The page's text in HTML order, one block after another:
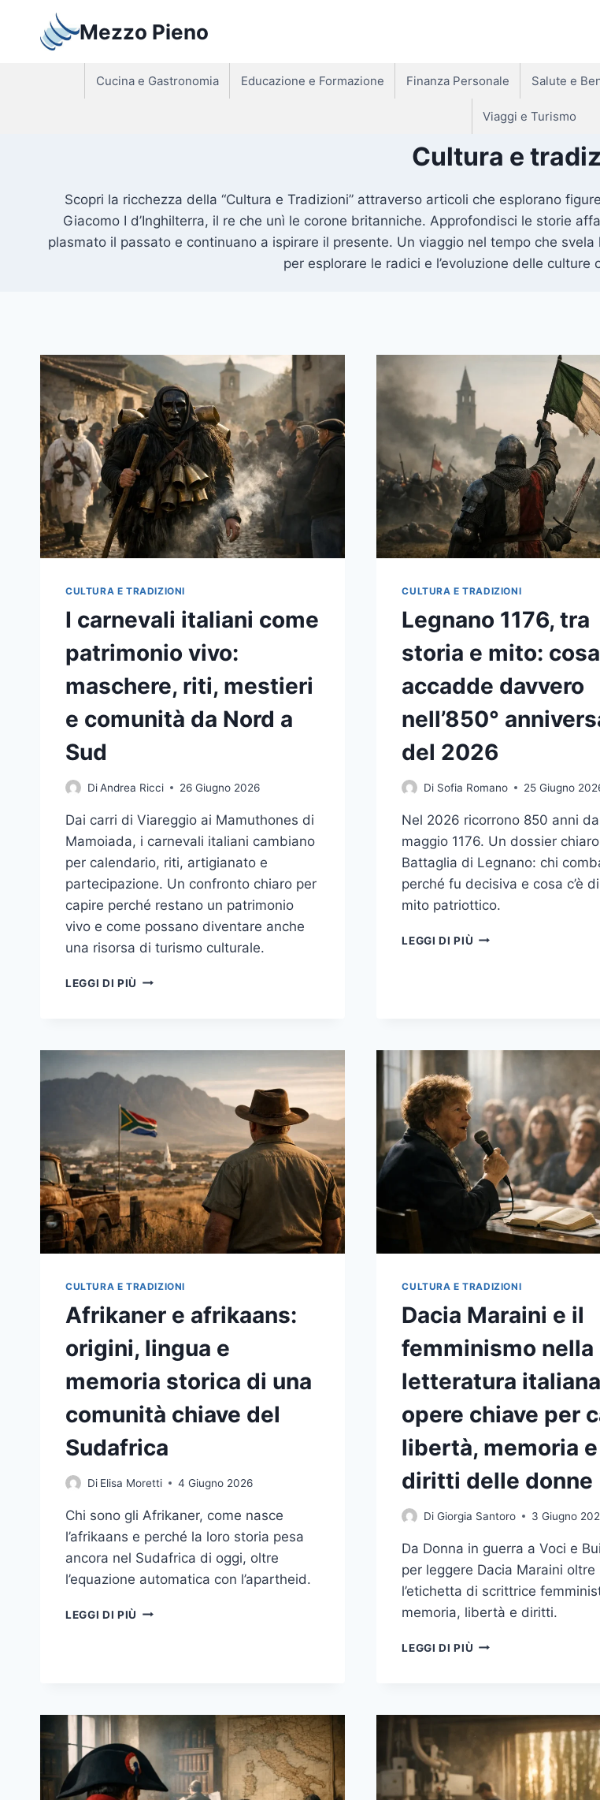
contenuto
Mezzo Pieno
Cucina e Gastronomia Educazione e Formazione Finanza Personale Salute e
Viaggi e Turismo
Cultura e
Scopri la ricchezza della “Cultura e Tradizioni” attraverso articoli che esplorano
Giacomo I d’Inghilterra, il re che unì le corone britanniche. Approfondisci le storie
plasmato il passato e continuano a ispirare il presente. Un viaggio nel tempo che
per esplorare le radici e l’evoluzione delle
CULTURA E TRADIZIONI
I carnevali italiani come
patrimonio vivo:
maschere, riti, mestieri
e comunità da Nord a
Sud
DiAndrea Ricci 26 Giugno 2026
Dai carri di Viareggio ai Mamuthones di
Mamoiada, i carnevali italiani cambiano
per calendario, riti, artigianato e
partecipazione. Un confronto chiaro per
capire perché restano un patrimonio
vivo e come possano diventare anche
una risorsa di turismo culturale.
LEGGI DI PIÙ
MASCHERE,
MESTIERI
E
COMUNITÀ
DA
NORD
A
SUD
CULTURA E TRADIZIONI
Legnano 1176, tra
storia e mito: cosa
accadde davvero
nell’850°
del 2026
Di Sofia Romano 25 Giugno
Nel 2026 ricorrono 850 anni
maggio 1176. Un dossier
Battaglia di Legnano: chi
perché fu decisiva e cosa c’è
mito patriottico.
LEGGI DI PIÙ LEGNANO
ACCADDE
ANNIVERSARIO
DEL
2026
CULTURA E TRADIZIONI
Afrikaner e afrikaans:
origini, lingua e
memoria storica di una
comunità chiave del
Sudafrica
Di Elisa Moretti 4 Giugno 2026
Chi sono gli Afrikaner, come nasce
l’afrikaans e perché la loro storia pesa
ancora nel Sudafrica di oggi, oltre
l’equazione automatica con l’apartheid.
LEGGI DI PIÙ AFRIKANER
STORICA
DI
UNA
COMUNITÀ
CHIAVE
CULTURA E TRADIZIONI
Dacia Maraini e il
femminismo nella
letteratura
opere chiave per
libertà, memoria e
diritti delle donne
Di Giorgia Santoro 3 Giugno
Da Donna in guerra a Voci e
per leggere Dacia Maraini oltre
l’etichetta di scrittrice
memoria, libertà e diritti.
LEGGI DI PIÙ DACIA
NELLA
LETTERATURA
ITALIANA:
5
OPERE